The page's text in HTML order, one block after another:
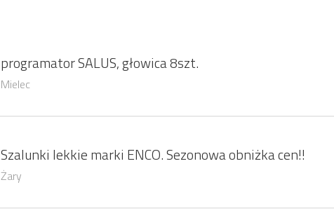
programator SALUS, głowica 8szt.
Mielec
Szalunki lekkie marki ENCO. Sezonowa obniżka cen!!
Żary